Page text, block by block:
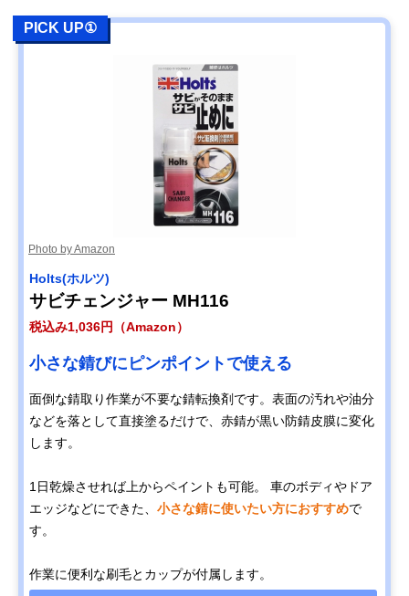
PICK UP①
Photo by Amazon
Holts(ホルツ)
サビチェンジャー MH116
税込み1,036円（Amazon）
小さな錆びにピンポイントで使える
面倒な錆取り作業が不要な錆転換剤です。表面の汚れや油分
などを落として直接塗るだけで、赤錆が黒い防錆皮膜に変化
します。
1日乾燥させれば上からペイントも可能。 車のボディやドア
エッジなどにできた、 小さな錆に使いたい方におすすめで
す。
作業に便利な刷毛とカップが付属します。